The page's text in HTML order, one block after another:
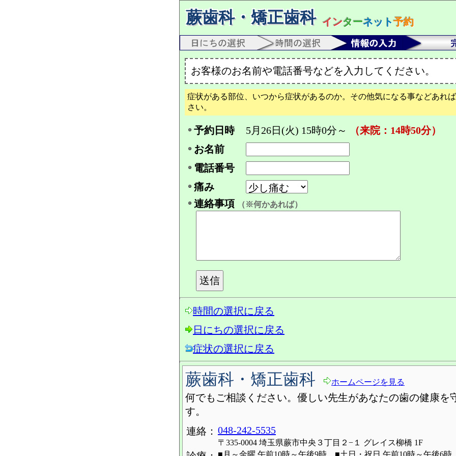
蕨歯科・矯正歯科 インターネット予約
お客様のお名前や電話番号などを入力してください。
症状がある部位、いつから症状があるのか。その他気になる事などあれ
さい。
予約日時 5月26日(火) 15時0分～
（来院：14時50分）
お名前
電話番号
痛み
連絡事項
（※何かあれば）
時間の選択に戻る
日にちの選択に戻る
症状の選択に戻る
蕨歯科・矯正歯科 ホームページを見る
何でもご相談ください。優しい先生があなたの歯の健康を
す。
連絡： 048-242-5535
〒335-0004 埼玉県蕨市中央３丁目２−１ グレイス柳橋 1F
■月～金曜 午前10時～午後9時 ■土日・祝日 午前10時～午後6時